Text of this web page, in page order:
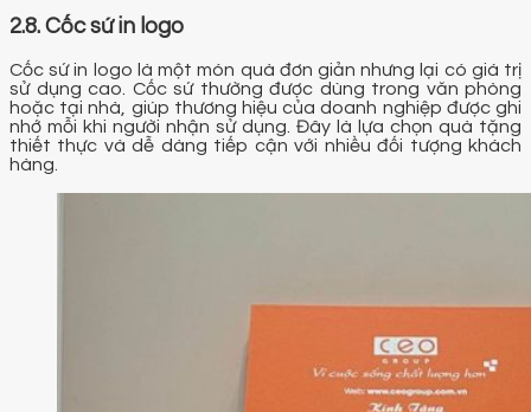
2.8. Cốc sứ in logo
Cốc sứ in logo là một món quà đơn giản nhưng lại có giá trị
sử dụng cao. Cốc sứ thường được dùng trong văn phòng
hoặc tại nhà, giúp thương hiệu của doanh nghiệp được ghi
nhớ mỗi khi người nhận sử dụng. Đây là lựa chọn quà tặng
thiết thực và dễ dàng tiếp cận với nhiều đối tượng khách
hàng.